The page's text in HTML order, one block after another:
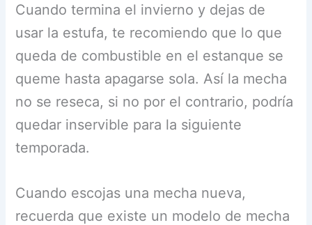
Cuando termina el invierno y dejas de
usar la estufa, te recomiendo que lo que
queda de combustible en el estanque se
queme hasta apagarse sola. Así la mecha
no se reseca, si no por el contrario, podría
quedar inservible para la siguiente
temporada.
Cuando escojas una mecha nueva,
recuerda que existe un modelo de mecha